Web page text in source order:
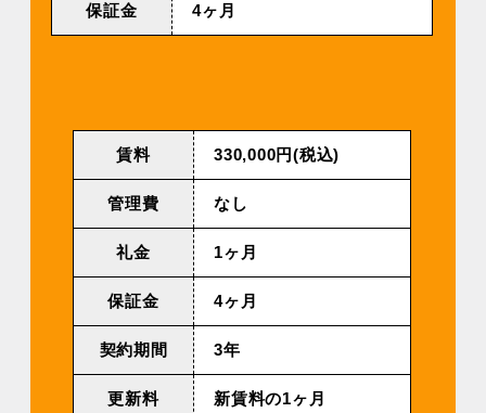
保証金 4ヶ月
賃料 330,000円(税込)
管理費 なし
礼金 1ヶ月
保証金 4ヶ月
契約期間 3年
更新料 新賃料の1ヶ月